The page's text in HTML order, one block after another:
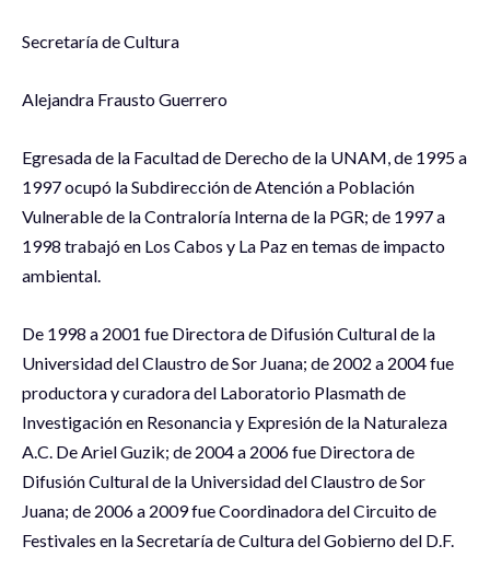
Secretaría de Cultura
Alejandra Frausto Guerrero
Egresada de la Facultad de Derecho de la UNAM, de 1995 a
1997 ocupó la Subdirección de Atención a Población
Vulnerable de la Contraloría Interna de la PGR; de 1997 a
1998 trabajó en Los Cabos y La Paz en temas de impacto
ambiental.
De 1998 a 2001 fue Directora de Difusión Cultural de la
Universidad del Claustro de Sor Juana; de 2002 a 2004 fue
productora y curadora del Laboratorio Plasmath de
Investigación en Resonancia y Expresión de la Naturaleza
A.C. De Ariel Guzik; de 2004 a 2006 fue Directora de
Difusión Cultural de la Universidad del Claustro de Sor
Juana; de 2006 a 2009 fue Coordinadora del Circuito de
Festivales en la Secretaría de Cultura del Gobierno del D.F.